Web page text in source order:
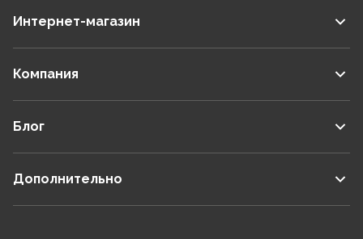
Интернет-магазин
Компания
Блог
Дополнительно